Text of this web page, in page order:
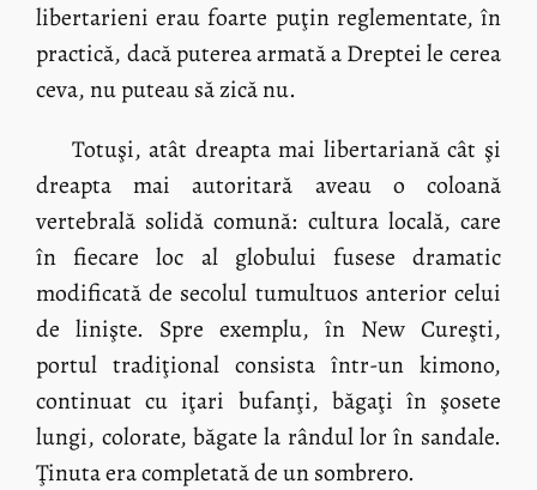
libertarieni erau foarte puţin reglementate, în
practică, dacă puterea armată a Dreptei le cerea
ceva, nu puteau să zică nu.
Totuşi, atât dreapta mai libertariană cât şi
dreapta mai autoritară aveau o coloană
vertebrală solidă comună: cultura locală, care
în fiecare loc al globului fusese dramatic
modificată de secolul tumultuos anterior celui
de linişte. Spre exemplu, în New Cureşti,
portul tradiţional consista într-un kimono,
continuat cu iţari bufanţi, băgaţi în şosete
lungi, colorate, băgate la rândul lor în sandale.
Ţinuta era completată de un sombrero.